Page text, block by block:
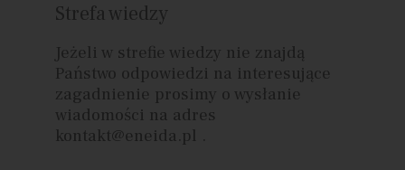
Strefa wiedzy
Jeżeli w strefie wiedzy nie znajdą
Państwo odpowiedzi na interesujące
zagadnienie prosimy o wysłanie
wiadomości na adres
kontakt@eneida.pl .